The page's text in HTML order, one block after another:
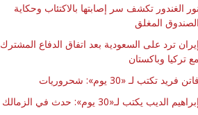
نور الغندور تكشف سر إصابتها بالاكتئاب وحكاية
الصندوق المغلق
إيران ترد على السعودية بعد اتفاق الدفاع المشترك
مع تركيا وباكستان
فاتن فريد تكتب لـ «30 يوم»: شحروريات
إبراهيم الديب يكتب لـ«30 يوم»: حدث في الزمالك